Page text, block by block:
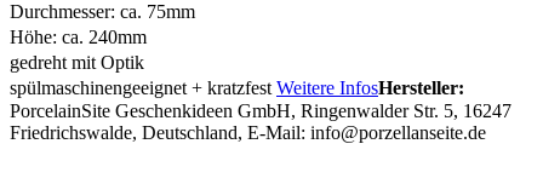
Durchmesser: ca. 75mm
Höhe: ca. 240mm
gedreht mit Optik
spülmaschinengeeignet + kratzfest Weitere InfosHersteller:
PorcelainSite Geschenkideen GmbH, Ringenwalder Str. 5, 16247
Friedrichswalde, Deutschland, E-Mail: info@porzellanseite.de